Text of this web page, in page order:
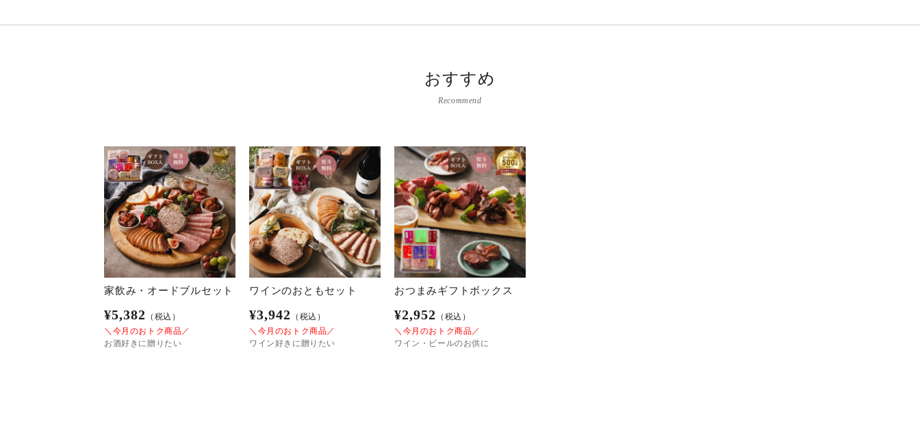
おすすめ
Recommend
家飲み・オードブルセット
¥5,382 （税込）
＼今月のおトク商品／
お酒好きに贈りたい
ワインのおともセット
¥3,942 （税込）
＼今月のおトク商品／
ワイン好きに贈りたい
おつまみギフトボックス
¥2,952 （税込）
＼今月のおトク商品／
ワイン・ビールのお供に